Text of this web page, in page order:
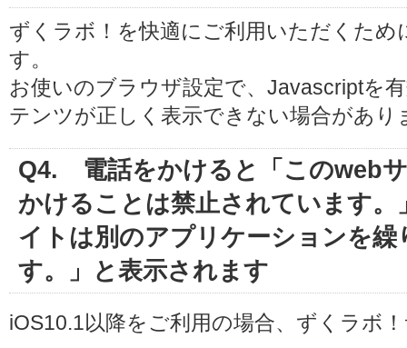
ずくラボ！を快適にご利用いただくた
す。
お使いのブラウザ設定で、Javascriptを
テンツが正しく表示できない場合があり
Q4. 電話をかけると「このweb
かけることは禁止されています
イトは別のアプリケーションを
す。」と表示されます
iOS10.1以降をご利用の場合、ずくラボ